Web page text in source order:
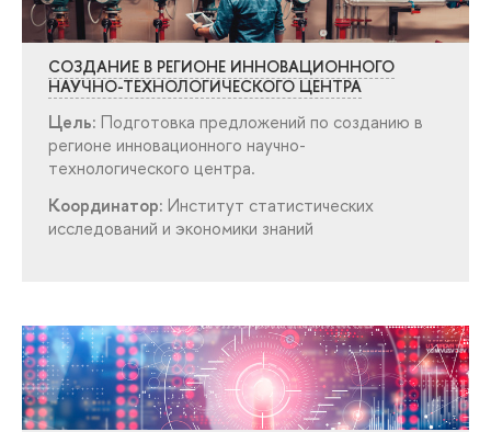
СОЗДАНИЕ В РЕГИОНЕ ИННОВАЦИОННОГО
НАУЧНО-ТЕХНОЛОГИЧЕСКОГО ЦЕНТРА
Цель: Подготовка предложений по созданию
регионе инновационного научно-
технологического центра.
Координатор: Институт статистических
исследований и экономики знаний